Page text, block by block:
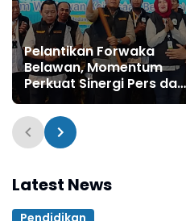
Pelantikan Forwaka
Belawan, Momentum
Perkuat Sinergi Pers dan
Kejaksaan
Latest News